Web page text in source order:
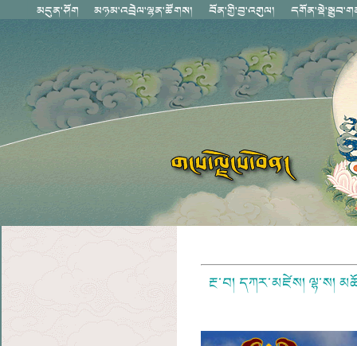
རྔ་བ། དཀར་མཛེས། ལྷ་ས།